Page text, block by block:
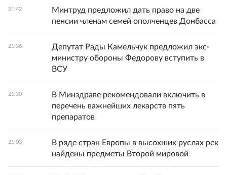
21:42
Минтруд предложил дать право на две
пенсии членам семей ополченцев Донбасса
21:36
Депутат Рады Камельчук предложил экс-
министру обороны Федорову вступить в
ВСУ
21:30
В Минздраве рекомендовали включить в
перечень важнейших лекарств пять
препаратов
21:03
В ряде стран Европы в высохших руслах рек
найдены предметы Второй мировой